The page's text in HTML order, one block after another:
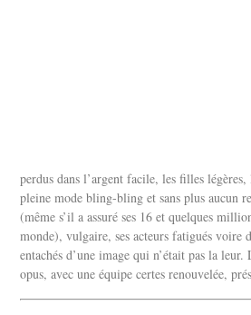
perdus dans l’argent facile, les filles
pleine mode bling-bling et sans plus aucun
(même s’il a assuré ses 16 et quelques
monde), vulgaire, ses acteurs fatigués voire
entachés d’une image qui n’était pas la leur.
opus, avec une équipe certes renouvelée,